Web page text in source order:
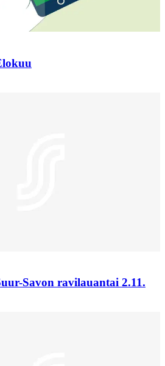
Savon ravilauantai 2.11.